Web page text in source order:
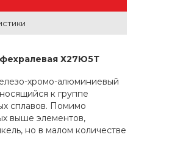
Х27Ю5Т
хромо-алюминиевый
к группе
сплавов. Помимо
выше элементов,
но в малом количестве